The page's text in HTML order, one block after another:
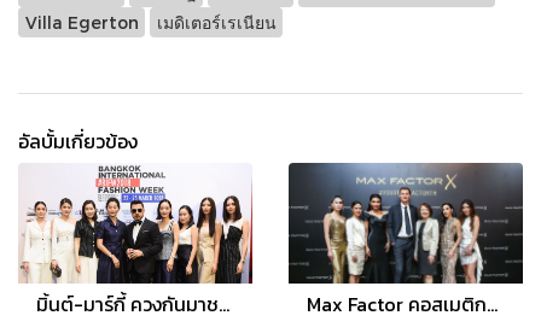
Villa Egerton
เมดิเตอร์เรเนียน
อัลบั้มเกี่ยวข้อง
มิ้นต์-มาร์กี้ ควงกันมาชมแฟชั่นโชว์ Asava “Subliminal” spring/summer 2018 Max Factor คอสเมติกแบรนด์จากแอลเอ เตรียมพาสาวไทยเจิดจรัสสู่ความงามฉบับฮอลลิวูด